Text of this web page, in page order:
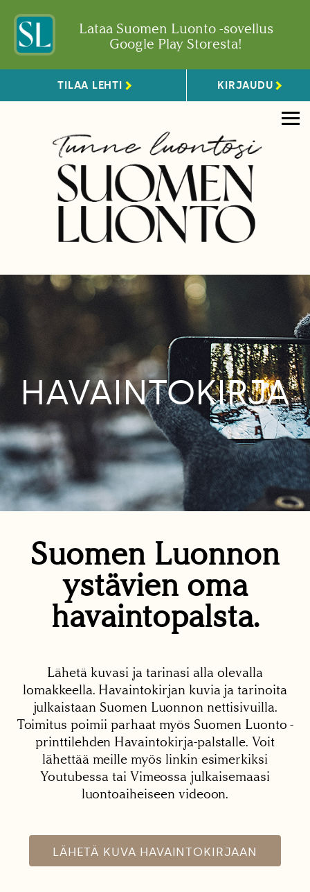
Lataa Suomen Luonto -sovellus
Google Play Storesta!
TILAA LEHTI KIRJAUDU
HAVAINTOKIRJA
Suomen Luonnon
ystävien oma
havaintopalsta.
Lähetä kuvasi ja tarinasi alla olevalla
lomakkeella. Havaintokirjan kuvia ja tarinoita
julkaistaan Suomen Luonnon nettisivuilla.
Toimitus poimii parhaat myös Suomen Luonto -
printtilehden Havaintokirja-palstalle. Voit
lähettää meille myös linkin esimerkiksi
Youtubessa tai Vimeossa julkaisemaasi
luontoaiheiseen videoon.
LÄHETÄ KUVA HAVAINTOKIRJAAN